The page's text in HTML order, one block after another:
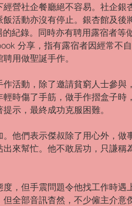
營社企餐廳絕不容易。社企銀
活動亦沒有停止。銀杏館及後
紀錄。同時亦有聘用露宿者等
分享，指有露宿者因經常不
用做聖誕手作。
活動，除了邀請貧窮人士參與
時傷了手筋，做手作摺盒子時
示，最終成功克服困難。
他們表示傑叔除了用心外，做
來幫忙。他不敢居功，只謙稱
，但手震問題令他找工作時遇
全部音訊杳然，不少僱主介意